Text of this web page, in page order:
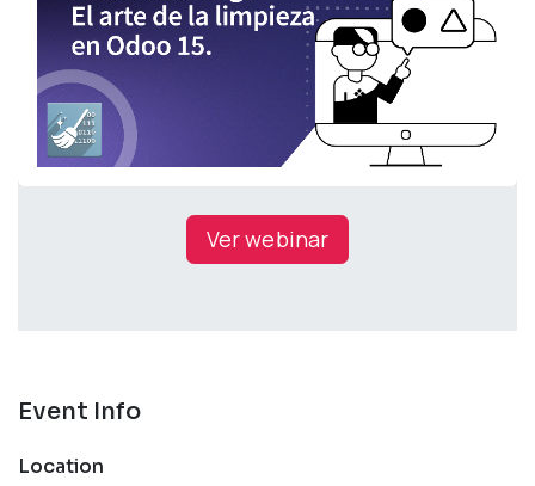
Ver webinar
Event Info
Location